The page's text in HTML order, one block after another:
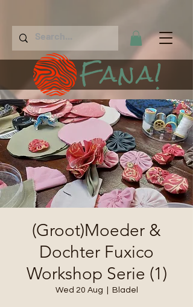
Fana!
(Groot)Moeder &
Dochter Fuxico
Workshop Serie (1)
Wed 20 Aug Bladel